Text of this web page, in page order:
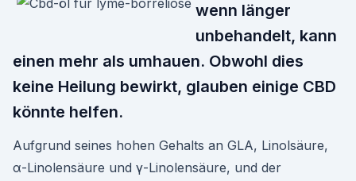
wenn länger
unbehandelt, kann
einen mehr als umhauen. Obwohl dies
keine Heilung bewirkt, glauben einige CBD
könnte helfen.
Aufgrund seines hohen Gehalts an GLA, Linolsäure,
α-Linolensäure und γ-Linolensäure, und der